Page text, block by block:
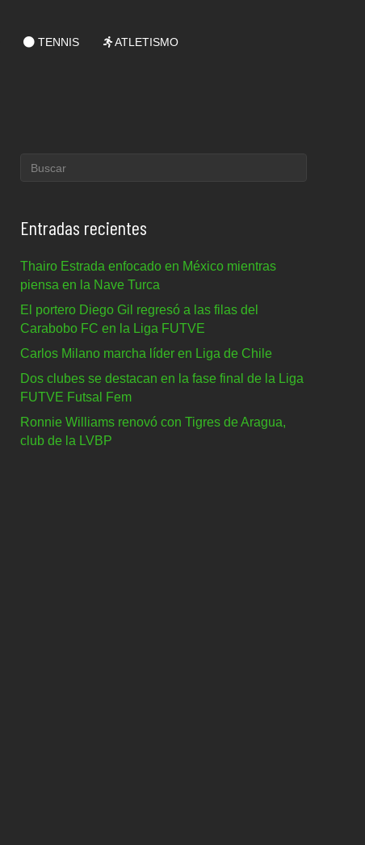
TENNIS ATLETISMO
Entradas recientes
Thairo Estrada enfocado en México mientras
piensa en la Nave Turca
El portero Diego Gil regresó a las filas del
Carabobo FC en la Liga FUTVE
Carlos Milano marcha líder en Liga de Chile
Dos clubes se destacan en la fase final de la Liga
FUTVE Futsal Fem
Ronnie Williams renovó con Tigres de Aragua,
club de la LVBP